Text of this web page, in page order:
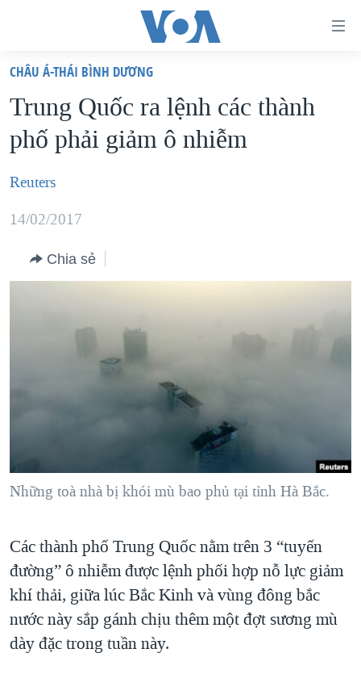
truy
cập
Tới
dung
chính
hướng
VIỆT NAM
HOA KỲ
BIỂN ĐÔNG
DIỄN ĐÀN
SỨC KHOẺ
THỂ THAO
GIÁO DỤC
CHIẾN TRANH THƯƠNG MẠI CỦA MỸ: QUÁ KHỨ VÀ HIỆN
HÀNH TRÌNH BẦU CỬ 2024
MỘT NĂM CHIẾN TRANH TẠI DẢI GAZA
GIẢI MÃ VÀNH ĐAI & CON ĐƯỜNG
GROUND ZERO – XƯA VÀ NAY
CHI PHÍ CHIẾN TRANH AFGHANISTAN
CÁC GIÁ TRỊ CỘNG HÒA Ở VIỆT NAM
THƯỢNG ĐỈNH TRUMP-KIM TẠI VIỆT NAM
TRỊNH VĨNH BÌNH VS. CHÍNH PHỦ VIỆT NAM
CHÂU Á-THÁI BÌNH DƯƠNG
Trung Quốc ra lệnh các thành
phố phải giảm ô nhiễm
Reuters
14/02/2017
Chia sẻ
Những toà nhà bị khói mù bao phủ tại tỉnh Hà Bắc.
Các thành phố Trung Quốc nằm trên 3 “tuyến
đường” ô nhiễm được lệnh phối hợp nỗ lực giảm
khí thải, giữa lúc Bắc Kinh và vùng đông bắc
nước này sắp gánh chịu thêm một đợt sương mù
dày đặc trong tuần này.